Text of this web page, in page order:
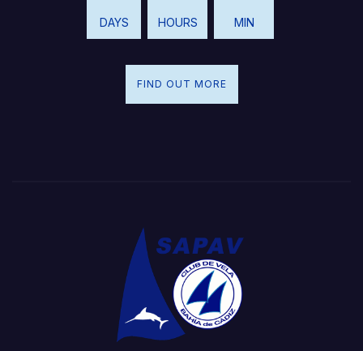
DAYS HOURS MIN
FIND OUT MORE